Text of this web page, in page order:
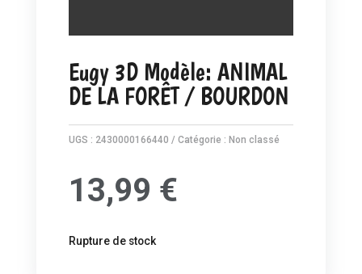
Eugy 3D Modèle: ANIMAL
DE LA FORÊT / BOURDON
UGS : 2430000166440 Catégorie : Non classé
13,99 €
Rupture de stock